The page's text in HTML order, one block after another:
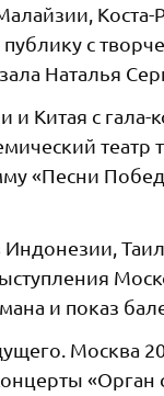
с
Наталья
и Китая с
театр
«Песни
и показ
Москва